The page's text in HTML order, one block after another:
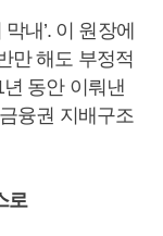
막내’. 이 원장에
만 해도 부정적
동안 이뤄낸
융권 지배구조
로